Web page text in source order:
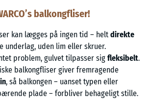
balkongfliser!
kan lægges på ingen tid – helt direkte
underlag, uden lim eller skruer.
problem, gulvet tilpasser sig fleksibelt.
balkongfliser giver fremragende
, så balkongen – uanset typen eller
plade – forbliver behageligt stille.